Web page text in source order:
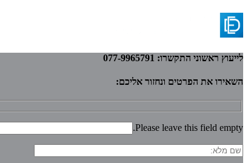
לייעוץ ראשוני התקשרו: 077-9965791
השאירו את הפרטים ונחזור אליכם:
Please leave this field empty.